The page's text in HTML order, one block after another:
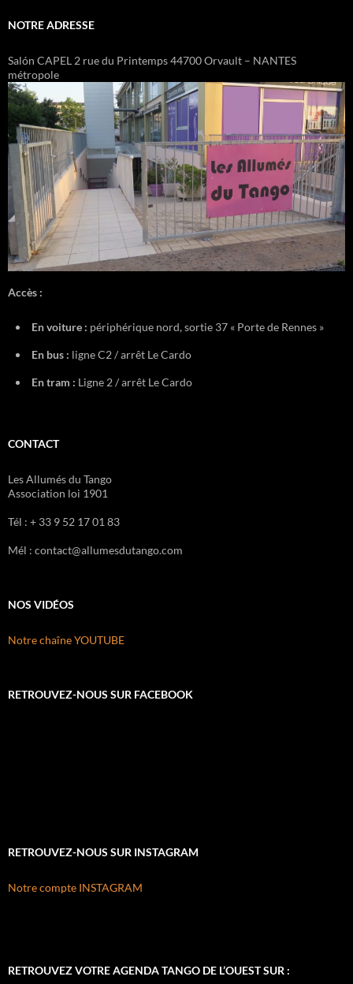
NOTRE ADRESSE
Salón CAPEL 2 rue du Printemps 44700 Orvault – NANTES
métropole
Accès :
En voiture : périphérique nord, sortie 37 « Porte de Rennes »
En bus : ligne C2 / arrêt Le Cardo
En tram : Ligne 2 / arrêt Le Cardo
CONTACT
Les Allumés du Tango
Association loi 1901
Tél : + 33 9 52 17 01 83
Mél : contact@allumesdutango.com
NOS VIDÉOS
Notre chaîne YOUTUBE
RETROUVEZ-NOUS SUR FACEBOOK
RETROUVEZ-NOUS SUR INSTAGRAM
Notre compte INSTAGRAM
RETROUVEZ VOTRE AGENDA TANGO DE L’OUEST SUR :